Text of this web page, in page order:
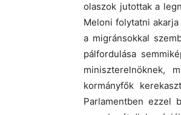
olaszok jutottak a
Meloni folytatni
a migránsokkal
pálfordulása
miniszterelnöknek,
kormányfők
Parlamentben ezzel